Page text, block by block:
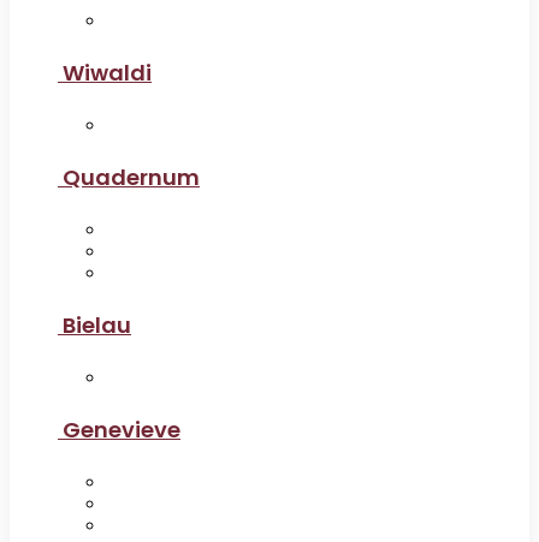
Wiwaldi
Quadernum
Bielau
Genevieve